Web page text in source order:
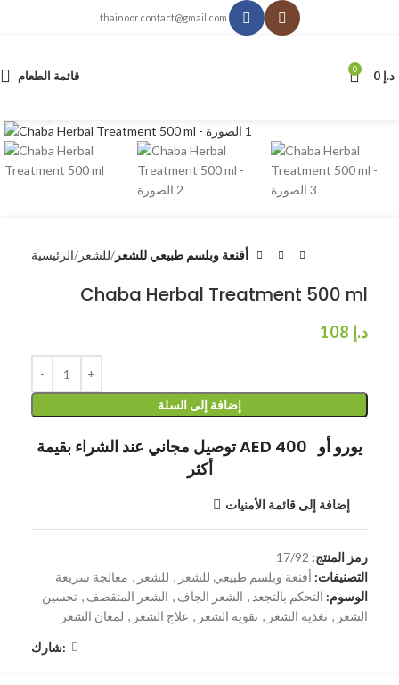
thainoor.contact@gmail.com
قائمة الطعام 0 د.إ
الرئيسية للشعر أقنعة وبلسم طبيعي للشعر
Chaba Herbal Treatment 500 ml
د.إ
إضافة إلى السلة
توصيل مجاني عند الشراء بقيمة AED 400 يورو أو
أكثر
إضافة إلى قائمة الأمنيات
رمز المنتج: 17/92
التصنيفات: أقنعة وبلسم طبيعي للشعر , للشعر , معالجة سريعة
الوسوم: التحكم بالتجعد , الشعر الجاف , الشعر المتقصف , تحسين
الشعر , تغذية الشعر , تقوية الشعر , علاج الشعر , لمعان الشعر
شارك: